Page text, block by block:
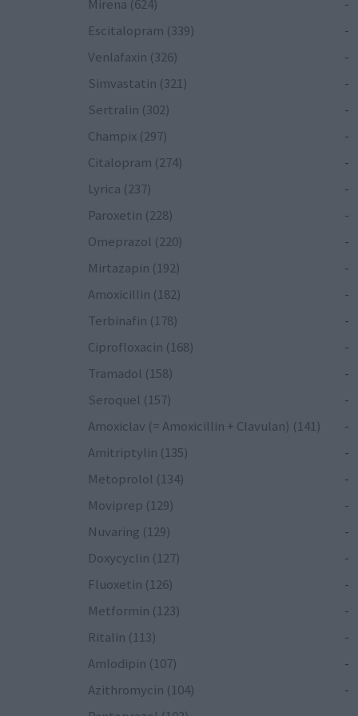
Mirena (624) -
Escitalopram (339)
-
Venlafaxin (326)
-
Simvastatin (321)
-
Sertralin (302)
-
Champix (297)
-
Citalopram (274)
-
Lyrica (237)
-
Paroxetin (228)
-
Omeprazol (220)
-
Mirtazapin (192)
-
Amoxicillin (182)
-
Terbinafin (178)
-
Ciprofloxacin (168)
-
Tramadol (158)
-
Seroquel (157)
-
Amoxiclav (= Amoxicillin + Clavulan) (141)
-
Amitriptylin (135)
-
Metoprolol (134)
-
Moviprep (129)
-
Nuvaring (129)
-
Doxycyclin (127)
-
Fluoxetin (126)
-
Metformin (123)
-
Ritalin (113)
-
Amlodipin (107)
-
Azithromycin (104)
-